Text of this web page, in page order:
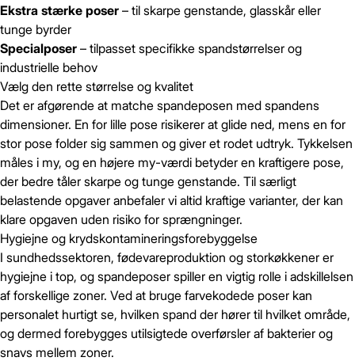
Ekstra stærke poser – til skarpe genstande, glasskår eller
tunge byrder
Specialposer – tilpasset specifikke spandstørrelser og
industrielle behov
Vælg den rette størrelse og kvalitet
Det er afgørende at matche spandeposen med spandens
dimensioner. En for lille pose risikerer at glide ned, mens en for
stor pose folder sig sammen og giver et rodet udtryk. Tykkelsen
måles i my, og en højere my-værdi betyder en kraftigere pose,
der bedre tåler skarpe og tunge genstande. Til særligt
belastende opgaver anbefaler vi altid kraftige varianter, der kan
klare opgaven uden risiko for sprængninger.
Hygiejne og krydskontamineringsforebyggelse
I sundhedssektoren, fødevareproduktion og storkøkkener er
hygiejne i top, og spandeposer spiller en vigtig rolle i adskillelsen
af forskellige zoner. Ved at bruge farvekodede poser kan
personalet hurtigt se, hvilken spand der hører til hvilket område,
og dermed forebygges utilsigtede overførsler af bakterier og
snavs mellem zoner.